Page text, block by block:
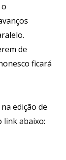
de
ficará
edição de
link abaixo: